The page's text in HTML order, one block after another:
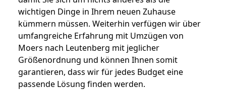
wichtigen Dinge in Ihrem neuen Zuhause
kümmern müssen. Weiterhin verfügen wir über
umfangreiche Erfahrung mit Umzügen von
Moers nach Leutenberg mit jeglicher
Größenordnung und können Ihnen somit
garantieren, dass wir für jedes Budget eine
passende Lösung finden werden.